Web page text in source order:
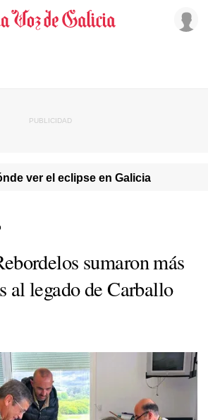
ver el eclipse en Galicia
sumaron más
al legado de Carballo